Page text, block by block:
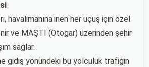
havalimanına inen her uçuş için özel
ve MAŞTİ (Otogar) üzerinden şehir
sağlar.
gidiş yönündeki bu yolculuk trafiğin